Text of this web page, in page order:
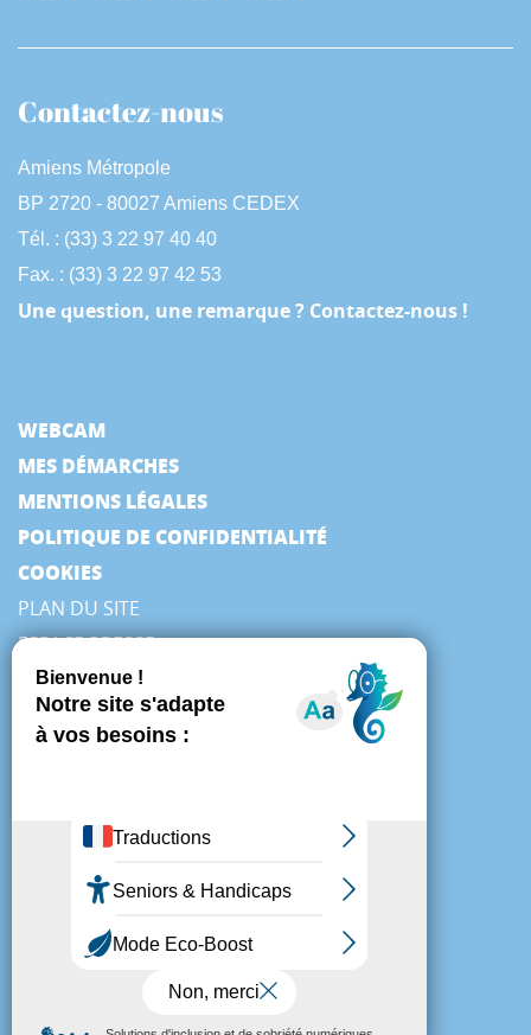
Contactez-nous
Amiens Métropole
BP 2720 - 80027 Amiens CEDEX
Tél. : (33) 3 22 97 40 40
Fax. : (33) 3 22 97 42 53
Une question, une remarque ? Contactez-nous !
WEBCAM
MES DÉMARCHES
MENTIONS LÉGALES
POLITIQUE DE CONFIDENTIALITÉ
COOKIES
PLAN DU SITE
ESPACE PRESSE